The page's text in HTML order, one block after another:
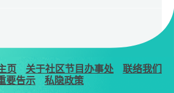
页 关于社区节目办事处
联络我们
要告示 私隐政策